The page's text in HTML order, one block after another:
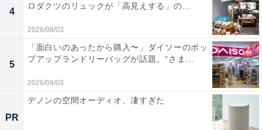
4
ロダクツのリュックが「高見えする」の...
2026/08/03
5
「面白いのあったから購入〜」ダイソーのポッ
プアップランドリーバッグが話題。“さま...
2026/08/03
PR
デノンの空間オーディオ、凄すぎた